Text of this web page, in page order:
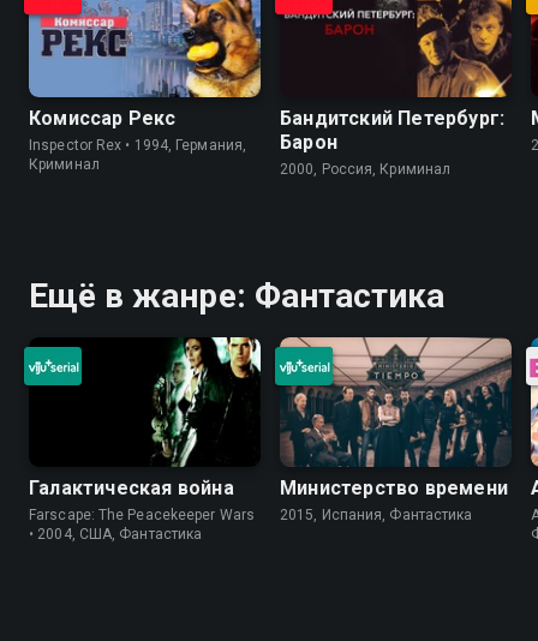
Комиссар Рекс
Inspector Rex • 1994, Германия,
Криминал
Бандитский Петербург:
Барон
2000, Россия, Криминал
Ещё в жанре: Фантастика
Галактическая война
Farscape: The Peacekeeper Wars
• 2004, США, Фантастика
Министерство времени
2015, Испания, Фантастика